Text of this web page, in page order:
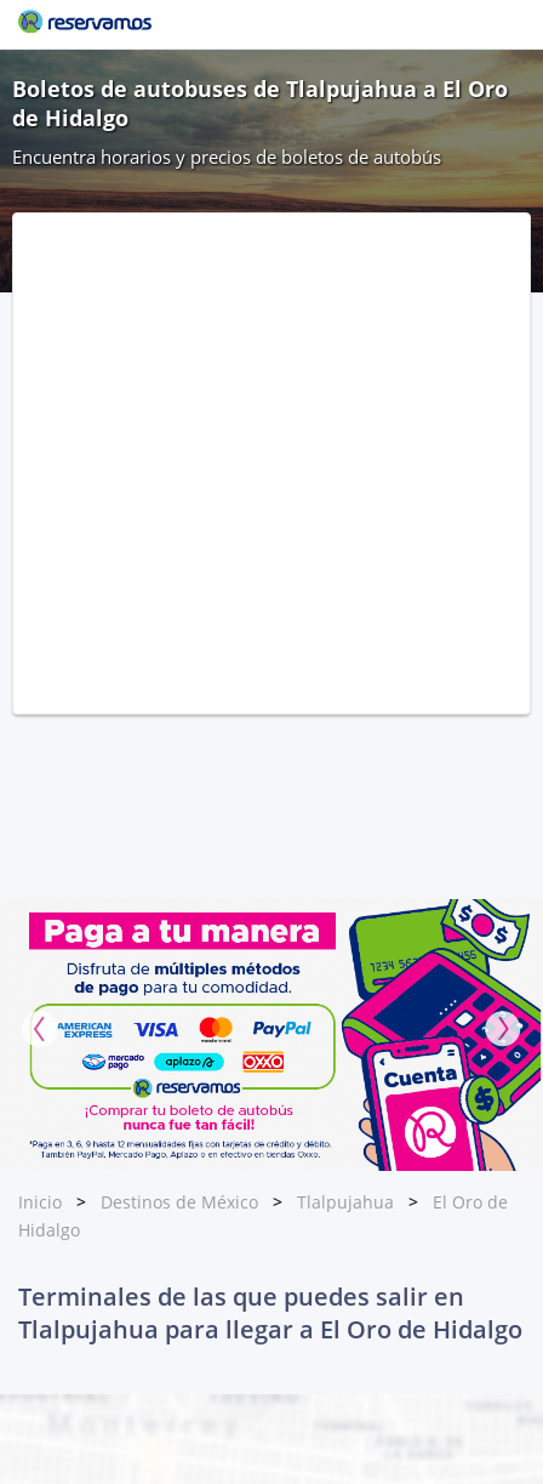
Boletos de autobuses de Tlalpujahua a El Oro
de Hidalgo
Encuentra horarios y precios de boletos de autobús
Inicio Destinos de México Tlalpujahua
El Oro de
Hidalgo
Terminales de las que puedes salir en
Tlalpujahua para llegar a El Oro de Hidalgo